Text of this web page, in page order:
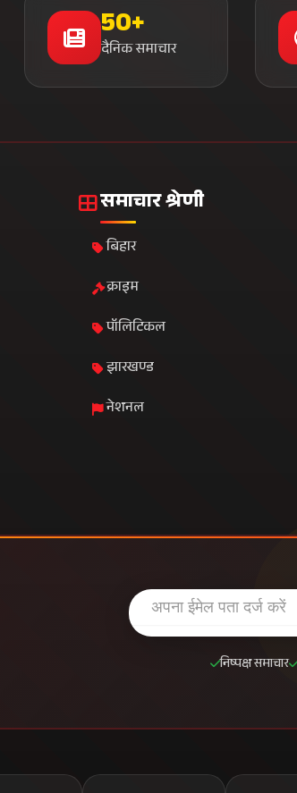
50+
दैनिक समाचार
समाचार श्रेणी
बिहार
क्राइम
पॉलिटिकल
झारखण्ड
नेशनल
निष्पक्ष समाचार